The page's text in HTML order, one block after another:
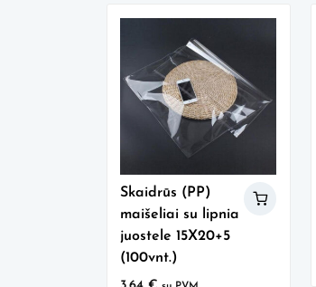
Skaidrūs (PP)
maišeliai su lipnia
juostele 15X20+5
(100vnt.)